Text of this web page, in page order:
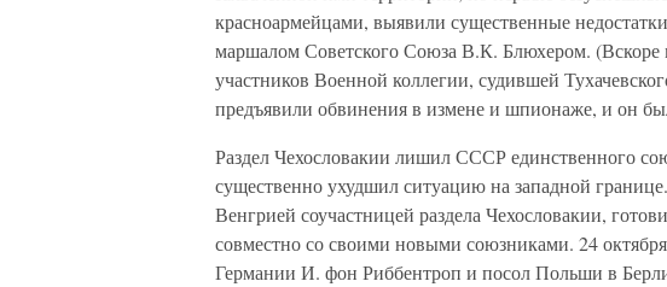
красноармейцами, выявили существенные
маршалом Советского Союза В.К. Блюхером.
участников Военной коллегии, судившей
предъявили обвинения в измене и шпионаже, и он
Раздел Чехословакии лишил СССР единственного
существенно ухудшил ситуацию на западной
Венгрией соучастницей раздела Чехословакии,
совместно со своими новыми союзниками. 24
Германии И. фон Риббентроп и посол Польши в